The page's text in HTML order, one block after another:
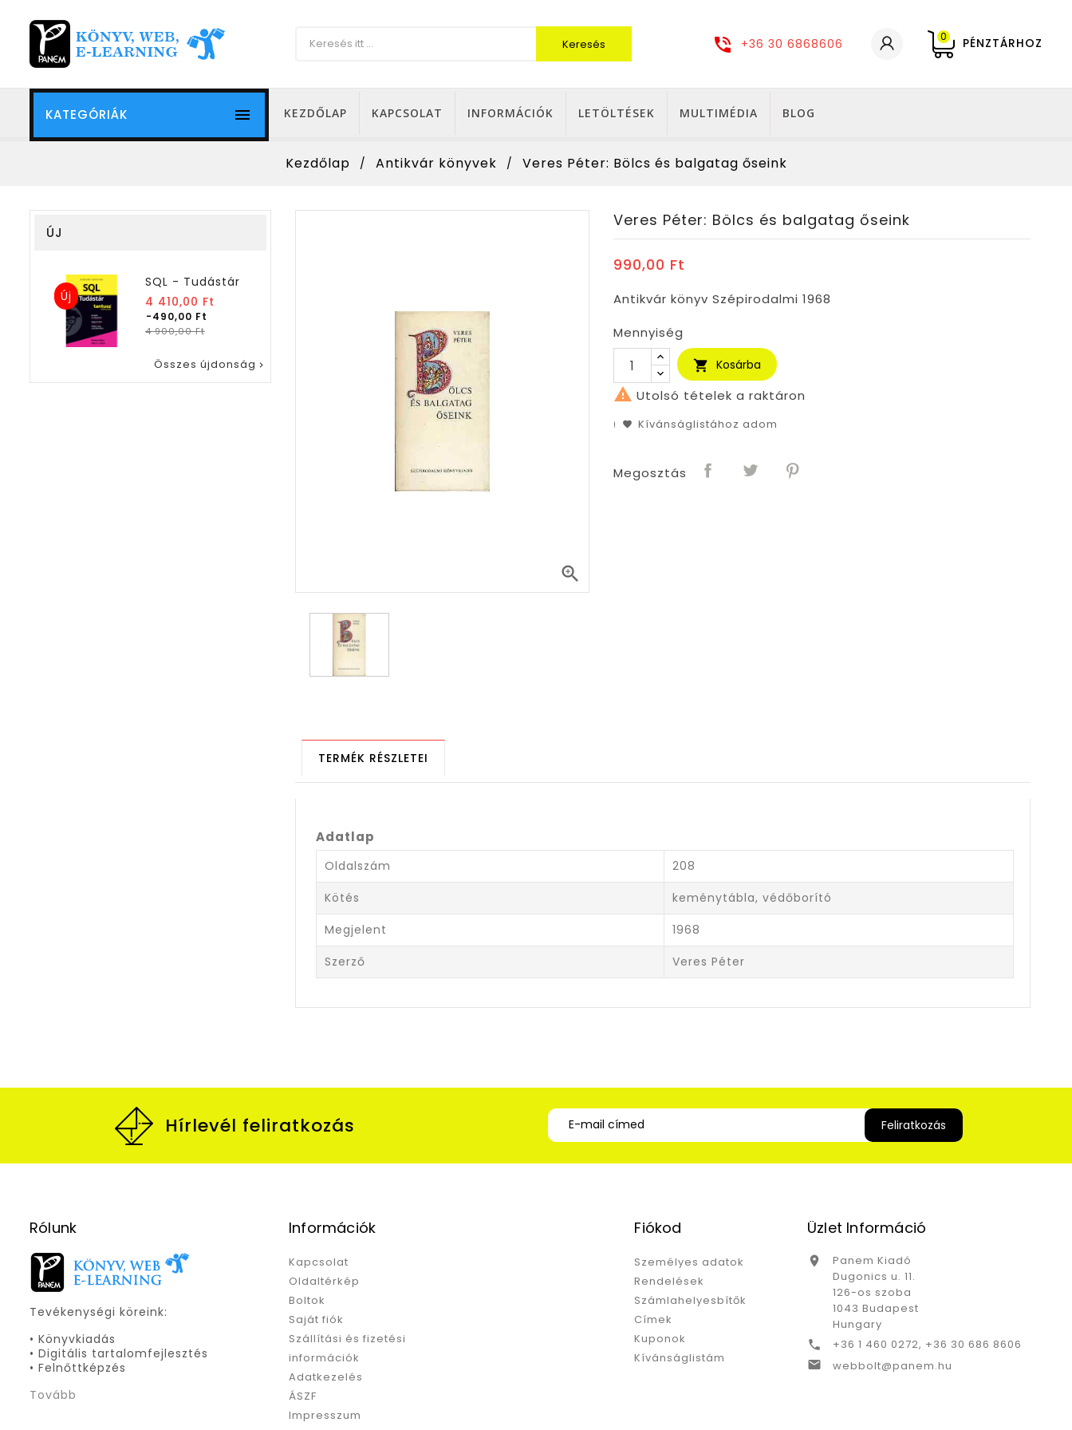
PÉNZTÁRHOZ
0
+36 30 6868606
Keresés
KATEGÓRIÁK  KEZDŐLAP KAPCSOLAT INFORMÁCIÓK LETÖLTÉSEK MULTIMÉDIA BLOG
Kezdőlap Antikvár könyvek Veres Péter: Bölcs és balgatag őseink
ÚJ
Új
SQL - Tudástár
4 410,00 Ft
-490,00 Ft
4 900,00 FtÁr
Összes újdonság 

Veres Péter: Bölcs és balgatag őseink
990,00 Ft
Antikvár könyv Szépirodalmi 1968
Mennyiség
 Kosárba
 Utolsó tételek a raktáron
Kívánságlistához adom
Megosztás
TERMÉK RÉSZLETEI
Adatlap
Oldalszám
208
Kötés
keménytábla, védőborító
Megjelent
1968
Szerző
Veres Péter
Hírlevél feliratkozás
Rólunk
Tevékenységi köreink:
• Könyvkiadás
• Digitális tartalomfejlesztés
• Felnőttképzés
Tovább
Információk
Kapcsolat
Oldaltérkép
Boltok
Saját fiók
Szállítási és fizetési
információk
Adatkezelés
ÁSZF
Impresszum
Fiókod
Személyes adatok
Rendelések
Számlahelyesbítők
Címek
Kuponok
Kívánságlistám
Üzlet Információ

Panem Kiadó
Dugonics u. 11.
126-os szoba
1043 Budapest
Hungary
 +36 1 460 0272, +36 30 686 8606
 webbolt@panem.hu